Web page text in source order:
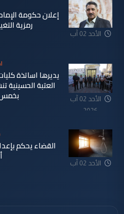
الأحد 02 آب
إعلان حكومة
رمزية
الأحد 02 آب
2026
يديرها اساتذة
بخمس
الأحد 02 آب
القضاء يحكم